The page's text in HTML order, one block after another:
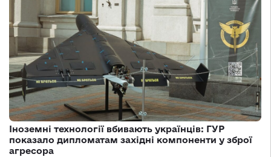
Іноземні технології вбивають українців: ГУР
показало дипломатам західні компоненти у зброї
агресора